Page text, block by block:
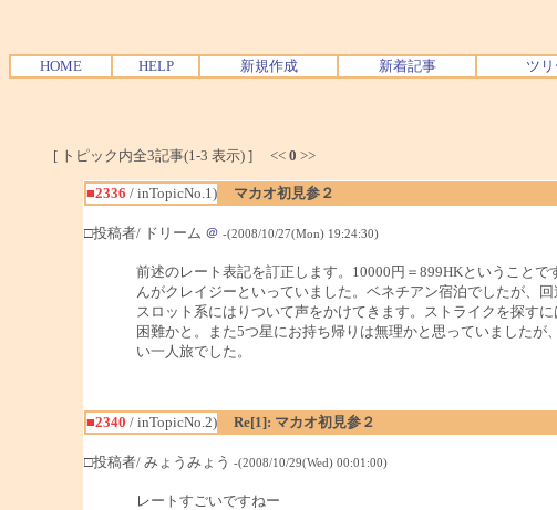
HOME HELP 新規作成 新着記事 ツ
[ トピック内全3記事(1-3 表示) ] << 0 >>
■2336 / inTopicNo.1)
マカオ初見参２
□投稿者/ ドリーム ＠ -(2008/10/27(Mon) 19:24:30)
前述のレート表記を訂正します。10000円＝899HKということ
んがクレイジーといっていました。ベネチアン宿泊でしたが、
スロット系にはりついて声をかけてきます。ストライクを探す
困難かと。また5つ星にお持ち帰りは無理かと思っていました
い一人旅でした。
■2340 / inTopicNo.2)
Re[1]: マカオ初見参２
□投稿者/ みょうみょう -(2008/10/29(Wed) 00:01:00)
レートすごいですねー